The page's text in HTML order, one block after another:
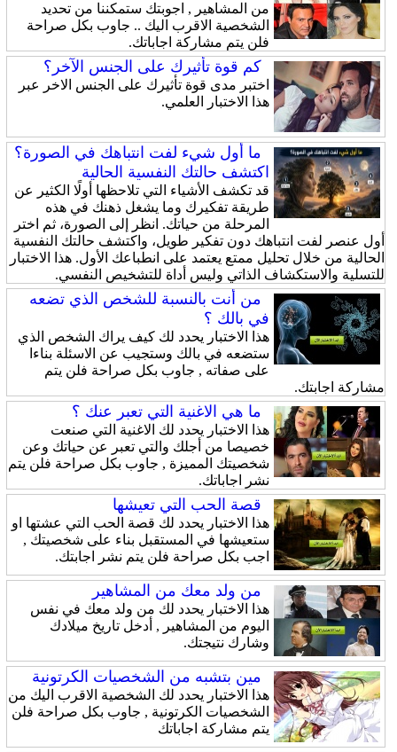
من المشاهير , اجوبتك ستمكننا من تحديد
الشخصية الاقرب اليك .. جاوب بكل صراحة
فلن يتم مشاركة اجاباتك.
كم قوة تأثيرك على الجنس الآخر؟
اختبر مدى قوة تأثيرك على الجنس الاخر عبر
هذا الاختبار العلمي.
ما أول شيء لفت انتباهك في الصورة؟
اكتشف حالتك النفسية الحالية
قد تكشف الأشياء التي تلاحظها أولًا الكثير عن
طريقة تفكيرك وما يشغل ذهنك في هذه
المرحلة من حياتك. انظر إلى الصورة، ثم اختر
أول عنصر لفت انتباهك دون تفكير طويل، واكتشف حالتك النفسية
الحالية من خلال تحليل ممتع يعتمد على انطباعك الأول. هذا الاختبار
للتسلية والاستكشاف الذاتي وليس أداة للتشخيص النفسي.
من أنت بالنسبة للشخص الذي تضعه
في بالك ؟
هذا الاختبار يحدد لك كيف يراك الشخص الذي
ستضعه في بالك وستجيب عن الاسئلة بناءا
على صفاته , جاوب بكل صراحة فلن يتم
مشاركة اجابتك.
ما هي الاغنية التي تعبر عنك ؟
هذا الاختبار يحدد لك الاغنية التي صنعت
خصيصا من أجلك والتي تعبر عن حياتك وعن
شخصيتك المميزة , جاوب بكل صراحة فلن يتم
نشر اجاباتك.
قصة الحب التي تعيشها
هذا الاختبار يحدد لك قصة الحب التي عشتها او
ستعيشها في المستقبل بناء على شخصيتك ,
اجب بكل صراحة فلن يتم نشر اجابتك.
من ولد معك من المشاهير
هذا الاختبار يحدد لك من ولد معك في نفس
اليوم من المشاهير , أدخل تاريخ ميلادك
وشارك نتيجتك.
مين بتشبه من الشخصيات الكرتونية
هذا الاختبار يحدد لك الشخصية الاقرب اليك من
الشخصيات الكرتونية , جاوب بكل صراحة فلن
يتم مشاركة اجاباتك